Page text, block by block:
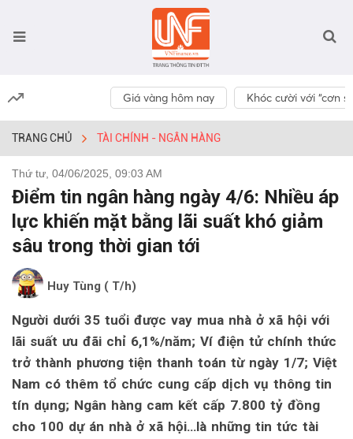
Giá vàng hôm nay Khóc cười với “cơn
TRANG CHỦ TÀI CHÍNH - NGÂN HÀNG
Thứ tư, 04/06/2025, 09:03 AM
Điểm tin ngân hàng ngày 4/6: Nhiều áp
lực khiến mặt bằng lãi suất khó giảm
sâu trong thời gian tới
Huy Tùng ( T/h)
Người dưới 35 tuổi được vay mua nhà ở xã hội với
lãi suất ưu đãi chỉ 6,1%/năm; Ví điện tử chính thức
trở thành phương tiện thanh toán từ ngày 1/7; Việt
Nam có thêm tổ chức cung cấp dịch vụ thông tin
tín dụng; Ngân hàng cam kết cấp 7.800 tỷ đồng
cho 100 dự án nhà ở xã hội…là những tin tức tài